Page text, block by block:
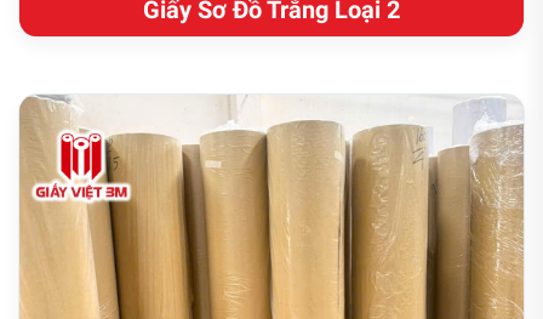
Giấy Sơ Đồ Trắng Loại 2